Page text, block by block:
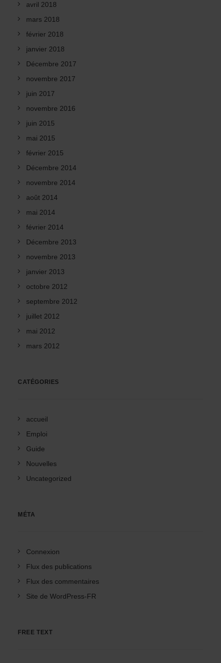
avril 2018
mars 2018
février 2018
janvier 2018
Décembre 2017
novembre 2017
juin 2017
novembre 2016
juin 2015
mai 2015
février 2015
Décembre 2014
novembre 2014
août 2014
mai 2014
février 2014
Décembre 2013
novembre 2013
janvier 2013
octobre 2012
septembre 2012
juillet 2012
mai 2012
mars 2012
CATÉGORIES
accueil
Emploi
Guide
Nouvelles
Uncategorized
MÉTA
Connexion
Flux des publications
Flux des commentaires
Site de WordPress-FR
FREE TEXT